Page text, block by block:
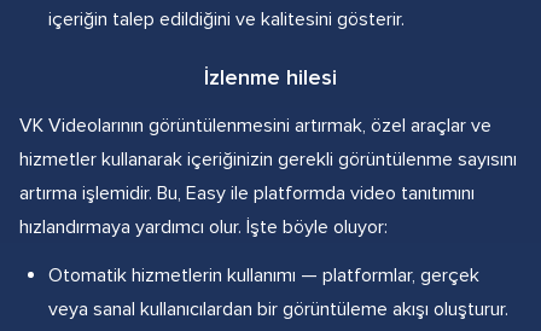
içeriğin talep edildiğini ve kalitesini gösterir.
İzlenme hilesi
VK Videolarının görüntülenmesini artırmak, özel araçlar ve
hizmetler kullanarak içeriğinizin gerekli görüntülenme sayısını
artırma işlemidir. Bu, Easy ile platformda video tanıtımını
hızlandırmaya yardımcı olur. İşte böyle oluyor:
Otomatik hizmetlerin kullanımı — platformlar, gerçek
veya sanal kullanıcılardan bir görüntüleme akışı oluşturur.